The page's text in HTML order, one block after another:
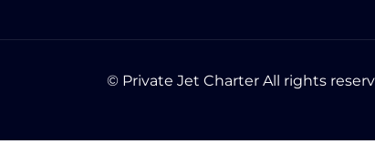
© Private Jet Charter All rights